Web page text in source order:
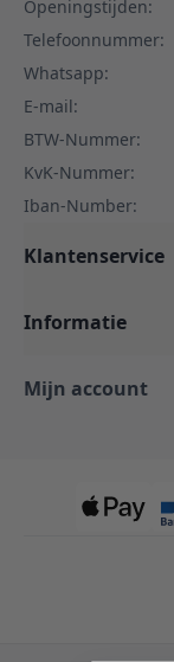
Openingstijden:
Telefoonnummer:
Whatsapp:
E-mail:
BTW-Nummer:
KvK-Nummer:
Iban-Number:
Klantenservice
Informatie
Mijn account